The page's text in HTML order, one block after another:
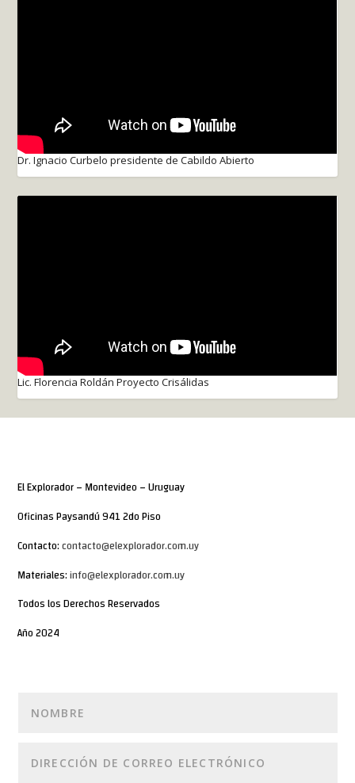
Dr. Ignacio Curbelo presidente de Cabildo Abierto
Lic. Florencia Roldán Proyecto Crisálidas
El Explorador – Montevideo – Uruguay
Oficinas Paysandú 941 2do Piso
Contacto:contacto@elexplorador.com.uy
Materiales:info@elexplorador.com.uy
Todos los Derechos Reservados
Año 2024